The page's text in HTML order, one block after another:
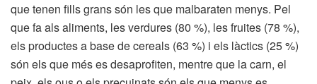
que tenen fills grans són les que malbaraten menys. Pel
que fa als aliments, les verdures (80 %), les fruites (78 %),
els productes a base de cereals (63 %) i els làctics (25 %)
són els que més es desaprofiten, mentre que la carn, el